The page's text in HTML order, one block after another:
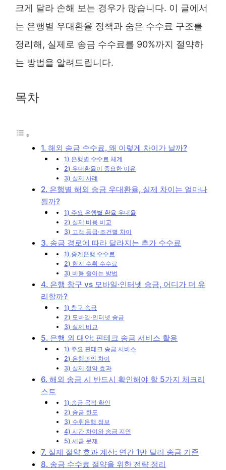
크게 달라 손해 보는 경우가 많습니다. 이 글에서
는 은행별 우대환율 정책과 숨은 수수료 구조를
정리해, 실제로 송금 수수료를 90%까지 절약하
는 방법을 알려드립니다.
목차
1. 해외 송금 수수료, 왜 이렇게 차이가 날까?
1) 은행별 수수료 체계
2) 우대환율이 중요한 이유
3) 실제 사례
2. 은행별 해외 송금 우대환율, 실제 차이는 얼마나
될까?
1) 주요 은행별 환율 우대율
2) 실제 비용 비교
3) 고객 등급·조건별 차이
3. 송금 경로에 따라 달라지는 추가 수수료
1) 중계은행 수수료
2) 현지 수취 수수료
3) 비용 줄이는 방법
4. 은행 창구 vs 모바일·인터넷 송금, 어디가 더 유
리할까?
1) 창구 송금
2) 모바일·인터넷 송금
3) 실제 비교
5. 은행 외 대안: 핀테크 송금 서비스 활용
1) 주요 핀테크 송금 서비스
2) 은행과의 차이
3) 실제 절약 효과
6. 해외 송금 시 반드시 확인해야 할 5가지 체크리
스트
1) 송금 목적 확인
2) 송금 한도
3) 수취은행 정보
4) 시간 차이와 송금 지연
5) 세금 문제
7. 실제 절약 효과 계산: 연간 1만 달러 송금 기준
8. 송금 수수료 절약을 위한 전략 정리